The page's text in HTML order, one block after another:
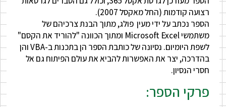
רצועה קודמות (החל מאקסל 2007).
הספר נכתב על ידי מעין פולג, מתוך הבנת צרכיהם של
משתמשי Microsoft Excel ומתוך הכוונה "להוריד את הקסם"
לשפת היומיום. נסיונה של כותבת הספר הן בתכנות ב-VBA והן
בהדרכה, יצר את האפשרות להביא את עולם הפיתוח גם אל
חסרי הנסיון.
פרקי הספר: